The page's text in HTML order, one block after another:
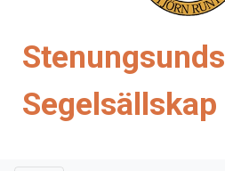
Stenungsunds
Segelsällskap